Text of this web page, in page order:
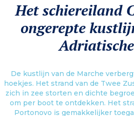
Het schiereiland
ongerepte
De kustlijn van de Marche
hoekjes. Het strand van de Twee
zich in zee storten en dichte
om per boot te ontdekken. Het
Portonovo is gemakkelijker